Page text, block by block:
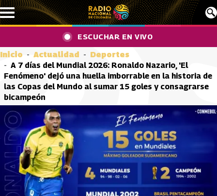
Pasar al contenido principal
ESCUCHAR EN VIVO
Inicio Actualidad
Deportes
A 7 días del Mundial 2026: Ronaldo Nazario, 'El
Fenómeno' dejó una huella imborrable en la historia de
las Copas del Mundo al sumar 15 goles y consagrarse
bicampeón